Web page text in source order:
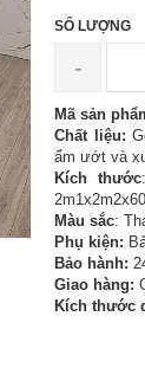
SỐ LƯỢNG
-
Mã sản
Chất liệu:
ẩm ướt và
Kích thước
Màu sắc:
Phụ kiện:
Bảo hành:
Giao hàng:
Kích thước